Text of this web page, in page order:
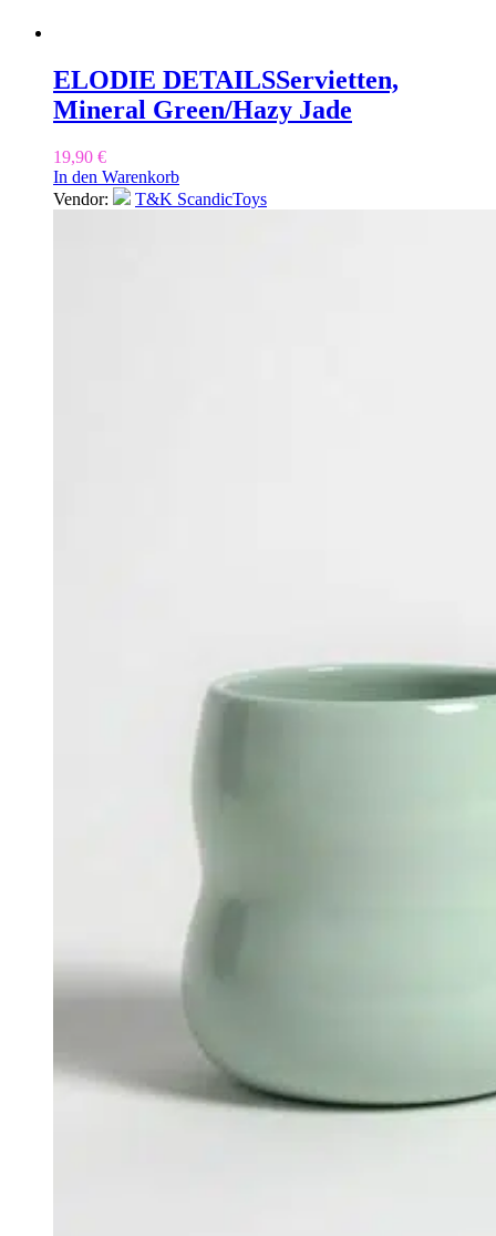
ELODIE DETAILSServietten,
Mineral Green/Hazy Jade
19,90 €
In den Warenkorb
Vendor:
T&K ScandicToys